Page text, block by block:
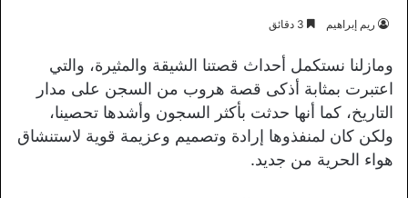
ريم إبراهيم
ومازلنا نستكمل أحداث قصتنا الشيقة والمثيرة، والتي
اعتبرت بمثابة أذكى قصة هروب من السجن على مدار
التاريخ، كما أنها حدثت بأكثر السجون وأشدها تحصينا،
ولكن كان لمنفذوها إرادة وتصميم وعزيمة قوية لاستنشاق
هواء الحرية من جديد.